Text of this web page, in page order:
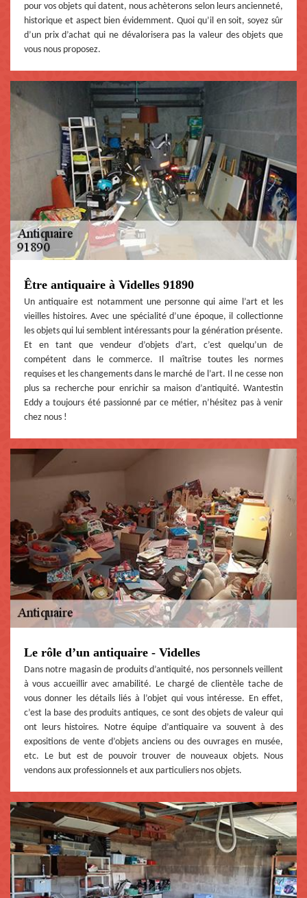
pour vos objets qui datent, nous achèterons selon leurs ancienneté,
historique et aspect bien évidemment. Quoi qu’il en soit, soyez sûr
d’un prix d’achat qui ne dévalorisera pas la valeur des objets que
vous nous proposez.
Être antiquaire à Videlles 91890
Un antiquaire est notamment une personne qui aime l’art et les
vieilles histoires. Avec une spécialité d’une époque, il collectionne
les objets qui lui semblent intéressants pour la génération présente.
Et en tant que vendeur d’objets d’art, c’est quelqu’un de
compétent dans le commerce. Il maîtrise toutes les normes
requises et les changements dans le marché de l’art. Il ne cesse non
plus sa recherche pour enrichir sa maison d’antiquité. Wantestin
Eddy a toujours été passionné par ce métier, n’hésitez pas à venir
chez nous !
Le rôle d’un antiquaire - Videlles
Dans notre magasin de produits d’antiquité, nos personnels veillent
à vous accueillir avec amabilité. Le chargé de clientèle tache de
vous donner les détails liés à l’objet qui vous intéresse. En effet,
c’est la base des produits antiques, ce sont des objets de valeur qui
ont leurs histoires. Notre équipe d’antiquaire va souvent à des
expositions de vente d’objets anciens ou des ouvrages en musée,
etc. Le but est de pouvoir trouver de nouveaux objets. Nous
vendons aux professionnels et aux particuliers nos objets.